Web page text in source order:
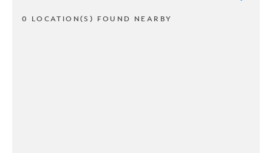
0 LOCATION(S) FOUND NEARBY